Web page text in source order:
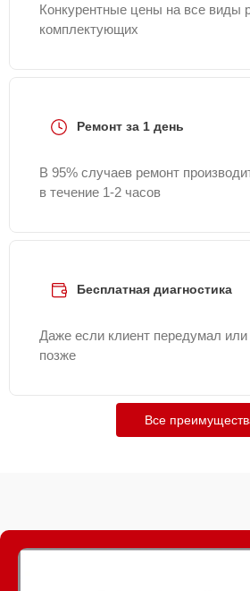
Конкурентные цены на все виды
комплектующих
Ремонт за 1 день
В 95% случаев ремонт
в течение 1-2 часов
Бесплатная диагностика
Даже если клиент передумал
позже
Все